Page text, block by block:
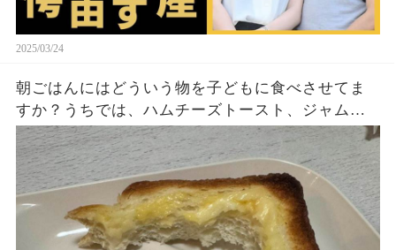
2025/03/24
朝ごはんにはどういう物を子どもに食べさせてま
すか？うちでは、ハムチーズトースト、ジャムト
ースト、ピーナッツバタートーストをよく作りま
す。やっぱこんなんダメよね…